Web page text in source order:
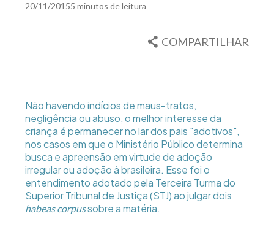
20/11/20155 minutos de leitura
COMPARTILHAR
Não havendo indícios de maus-tratos,
negligência ou abuso, o melhor interesse da
criança é permanecer no lar dos pais "adotivos",
nos casos em que o Ministério Público determina
busca e apreensão em virtude de adoção
irregular ou adoção à brasileira. Esse foi o
entendimento adotado pela Terceira Turma do
Superior Tribunal de Justiça (STJ) ao julgar dois
habeas corpussobre a matéria.